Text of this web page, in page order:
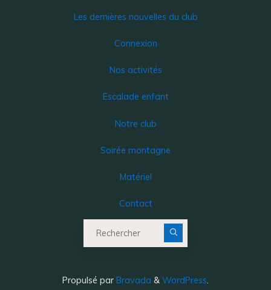
Les dernières nouvelles du club
Connexion
Nos activités
Escalade enfant
Notre club
Soirée montagne
Matériel
Contact
Propulsé par Bravada & WordPress.